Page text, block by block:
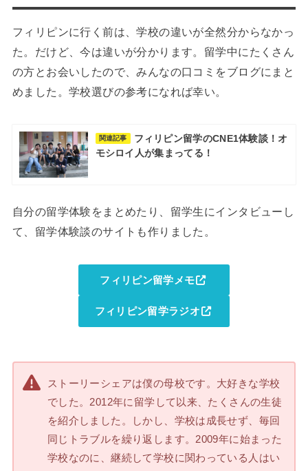
フィリピンに行く前は、学校の違いが全然分からなかっ
た。だけど、今は違いが分かります。留学中にたくさん
の方とお会いしたので、みんなの口コミをブログにまと
めました。学校選びの参考になれば幸い。
関連記事
フィリピン留学のCNE1体験談！オ
モシロイ人が集まってる！
自分の留学体験をまとめたり、留学生にインタビューし
て、留学体験談のサイトも作りました。
フィリピン留学メモ
フィリピン留学ラジオ
ストーリーシェアは僕の母校です。大好きな学校
でした。2012年に留学して以来、たくさんの生徒
を紹介しました。しかし、学校は成長せず、毎回
同じトラブルを繰り返します。2009年に始まった
学校なのに、継続して学校に関わっている人はい